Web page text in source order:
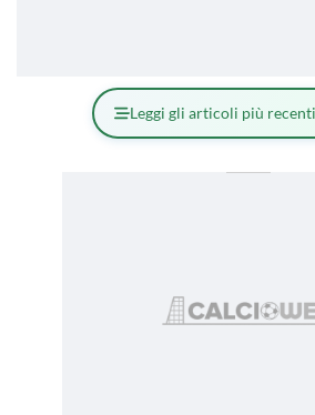
Leggi gli articoli più